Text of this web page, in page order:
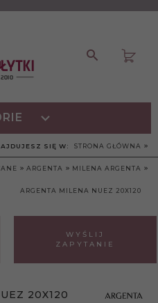
SIĘ W: STRONA GŁÓWNA
ARGENTA MILENA ARGENTA
ARGENTA MILENA NUEZ 20X120
WYŚLIJ
ZAPYTANIE
20X120